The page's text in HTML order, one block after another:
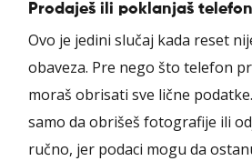
Prodaješ ili poklanjaš telefon
Ovo je jedini slučaj kada reset
obaveza. Pre nego što telefon
moraš obrisati sve lične
samo da obrišeš fotografije ili
ručno, jer podaci mogu da